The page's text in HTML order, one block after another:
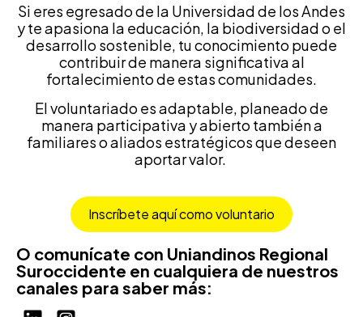
Si eres egresado de la Universidad de los Andes
y te apasiona la educación, la biodiversidad o el
desarrollo sostenible, tu conocimiento puede
contribuir de manera significativa al
fortalecimiento de estas comunidades.
El voluntariado es adaptable, planeado de
manera participativa y abierto también a
familiares o aliados estratégicos que deseen
aportar valor.
Inscríbete aquí como voluntario
O comunícate con Uniandinos Regional
Suroccidente en cualquiera de nuestros
canales para saber más: